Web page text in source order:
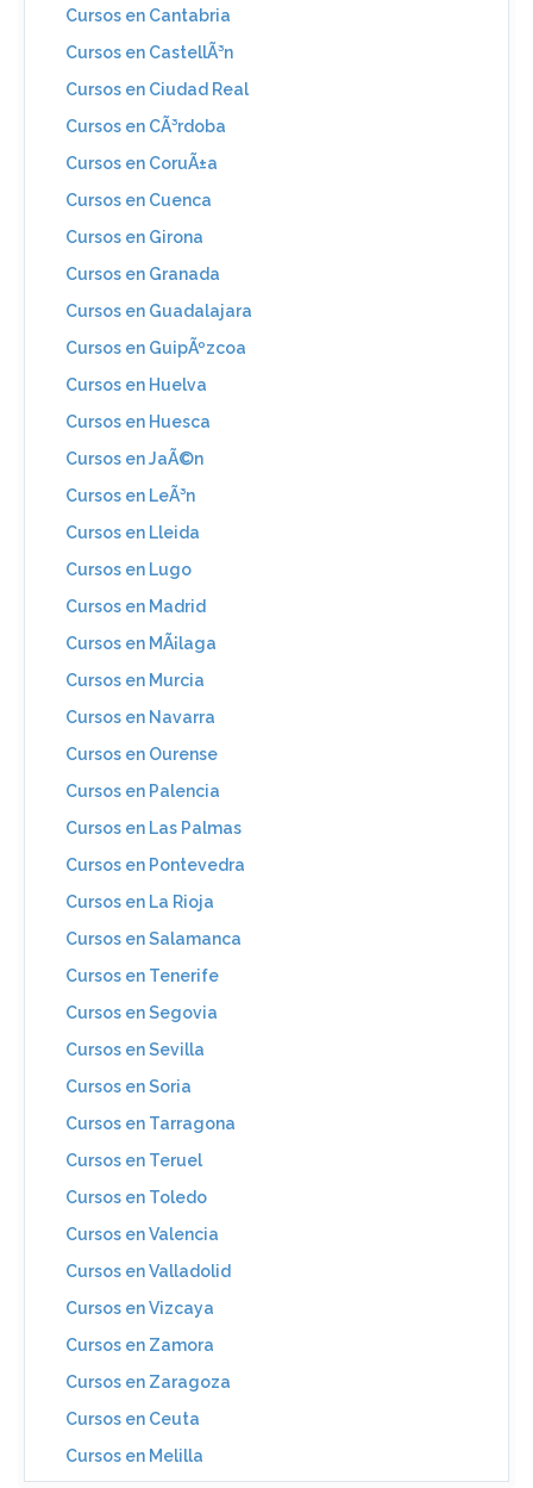
Cursos en Cantabria
Cursos en CastellÃ³n
Cursos en Ciudad Real
Cursos en CÃ³rdoba
Cursos en CoruÃ±a
Cursos en Cuenca
Cursos en Girona
Cursos en Granada
Cursos en Guadalajara
Cursos en GuipÃºzcoa
Cursos en Huelva
Cursos en Huesca
Cursos en JaÃ©n
Cursos en LeÃ³n
Cursos en Lleida
Cursos en Lugo
Cursos en Madrid
Cursos en MÃ¡laga
Cursos en Murcia
Cursos en Navarra
Cursos en Ourense
Cursos en Palencia
Cursos en Las Palmas
Cursos en Pontevedra
Cursos en La Rioja
Cursos en Salamanca
Cursos en Tenerife
Cursos en Segovia
Cursos en Sevilla
Cursos en Soria
Cursos en Tarragona
Cursos en Teruel
Cursos en Toledo
Cursos en Valencia
Cursos en Valladolid
Cursos en Vizcaya
Cursos en Zamora
Cursos en Zaragoza
Cursos en Ceuta
Cursos en Melilla